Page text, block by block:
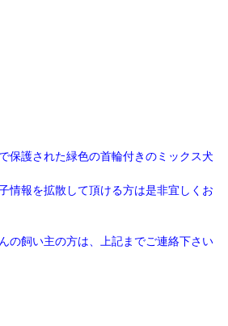
保護された緑色の首輪付きのミックス犬
情報を拡散して頂ける方は是非宜しくお
の飼い主の方は、上記までご連絡下さい